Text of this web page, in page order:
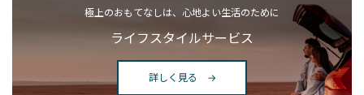
極上のおもてなしは、心地よい生活のために
ライフスタイルサービス
詳しく見る →